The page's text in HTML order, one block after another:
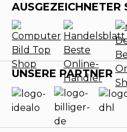
AUSGEZEICHNETER
UNSERE PARTNER